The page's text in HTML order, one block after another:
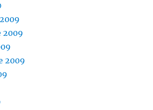
2009
2009